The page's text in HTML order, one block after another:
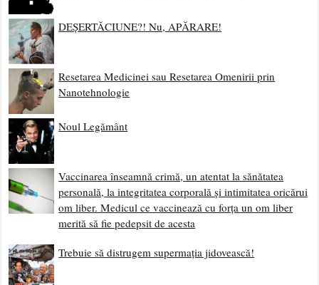
DEȘERTĂCIUNE?! Nu, APĂRARE!
Resetarea Medicinei sau Resetarea Omenirii prin
Nanotehnologie
Noul Legământ
Vaccinarea înseamnă crimă, un atentat la sănătatea
personală, la integritatea corporală și intimitatea oricărui
om liber. Medicul ce vaccinează cu forța un om liber
merită să fie pedepsit de acesta
Trebuie să distrugem supermația jidovească!